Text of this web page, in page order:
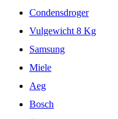
Condensdroger
Vulgewicht 8 Kg
Samsung
Miele
Aeg
Bosch